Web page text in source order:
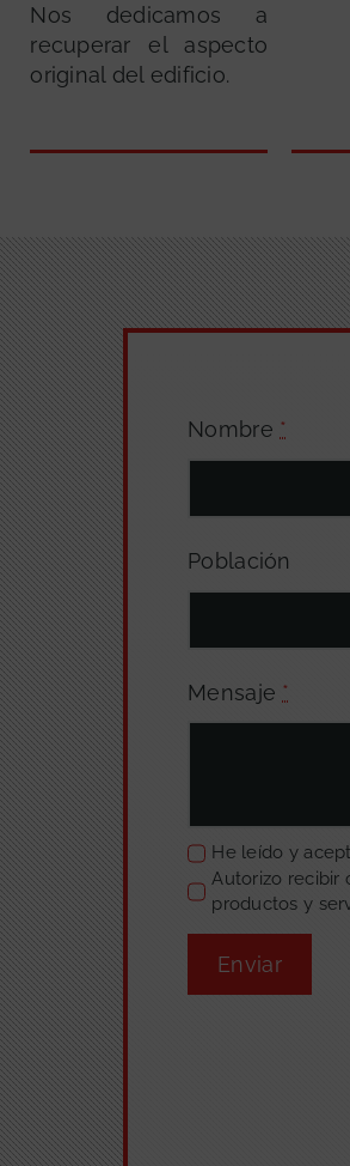
Nos dedicamos a
recuperar el aspecto
original del edificio.
Nombre *
Población
Mensaje *
He leído y
Autorizo recibir
productos y
Enviar